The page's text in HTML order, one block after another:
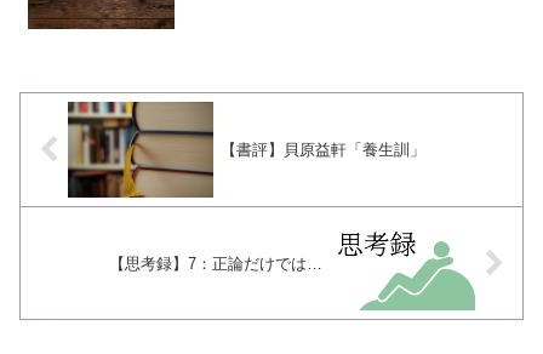
【書評】貝原益軒「養生訓」
【思考録】7：正論だけでは…